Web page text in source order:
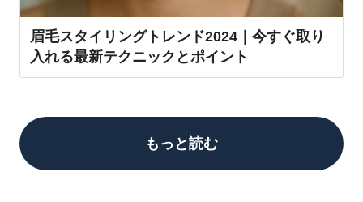
眉毛スタイリングトレンド2024｜今すぐ取り
入れる最新テクニックとポイント
もっと読む